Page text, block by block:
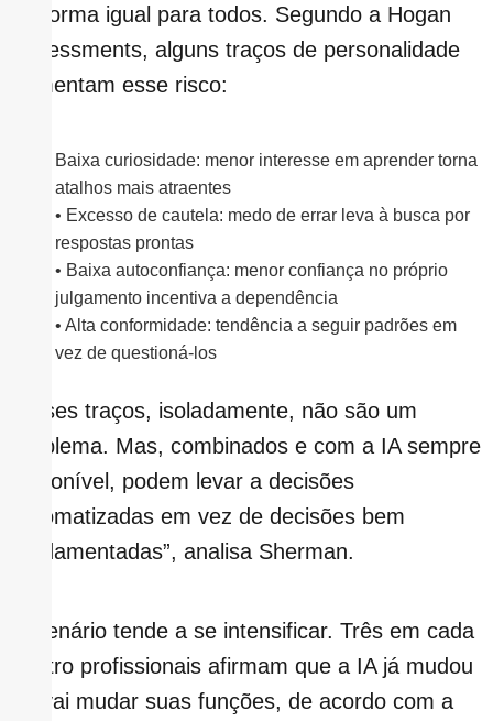
de forma igual para todos. Segundo a Hogan
Assessments, alguns traços de personalidade
aumentam esse risco:
Baixa curiosidade: menor interesse em aprender torna
atalhos mais atraentes
• Excesso de cautela: medo de errar leva à busca por
respostas prontas
• Baixa autoconfiança: menor confiança no próprio
julgamento incentiva a dependência
• Alta conformidade: tendência a seguir padrões em
vez de questioná-los
“Esses traços, isoladamente, não são um
problema. Mas, combinados e com a IA sempre
disponível, podem levar a decisões
automatizadas em vez de decisões bem
fundamentadas”, analisa Sherman.
O cenário tende a se intensificar. Três em cada
quatro profissionais afirmam que a IA já mudou
ou vai mudar suas funções, de acordo com a